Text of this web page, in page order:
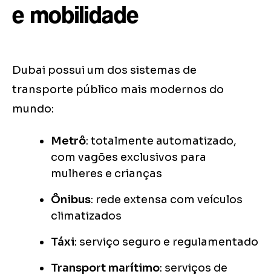
e mobilidade
Dubai possui um dos sistemas de
transporte público mais modernos do
mundo:
Metrô: totalmente automatizado,
com vagões exclusivos para
mulheres e crianças
Ônibus: rede extensa com veículos
climatizados
Táxi: serviço seguro e regulamentado
Transport marítimo: serviços de